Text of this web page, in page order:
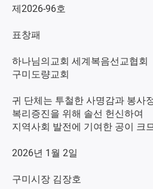
제2026-96호
표창패
하나님의교회 세계복음선교협회
구미도량교회
귀 단체는 투철한 사명감과 봉사
복리증진을 위해 솔선 헌신하여
지역사회 발전에 기여한 공이 크
2026년 1월 2일
구미시장 김장호